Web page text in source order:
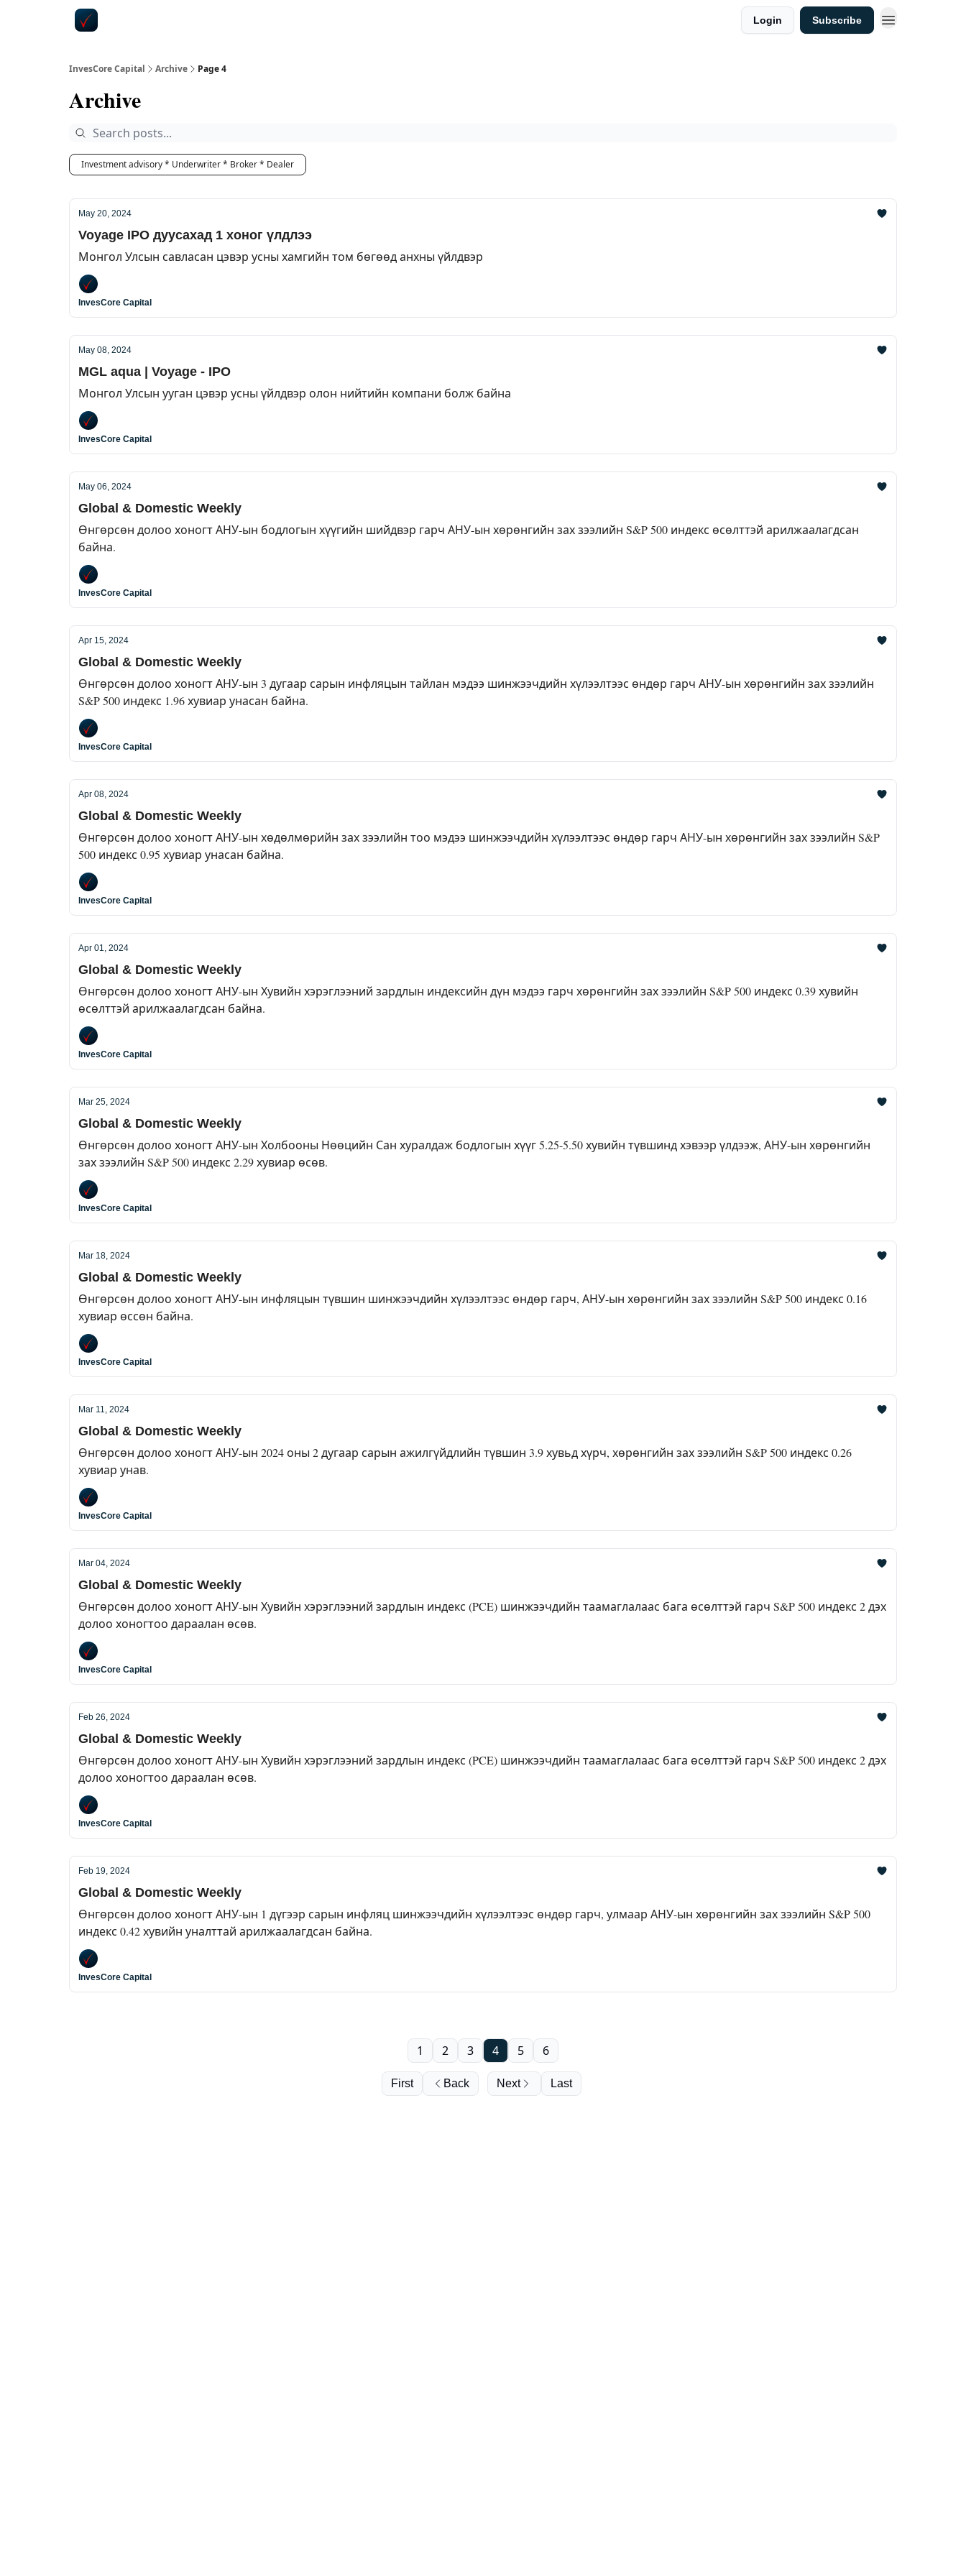
Login Subscribe
InvesCore Capital Archive Page 4
Archive
Investment advisory * Underwriter * Broker * Dealer
May 20, 2024
Voyage IPO дуусахад 1 хоног үлдлээ
Монгол Улсын савласан цэвэр усны хамгийн том бөгөөд анхны үйлдвэр
InvesCore Capital
May 08, 2024
MGL aqua | Voyage - IPO
Монгол Улсын ууган цэвэр усны үйлдвэр олон нийтийн компани болж байна
InvesCore Capital
May 06, 2024
Global & Domestic Weekly
Өнгөрсөн долоо хоногт АНУ-ын бодлогын хүүгийн шийдвэр гарч АНУ-ын хөрөнгийн зах зээлийн S&P 500 индекс өсөлттэй арилжаалагдсан
байна.
InvesCore Capital
Apr 15, 2024
Global & Domestic Weekly
Өнгөрсөн долоо хоногт АНУ-ын 3 дугаар сарын инфляцын тайлан мэдээ шинжээчдийн хүлээлтээс өндөр гарч АНУ-ын хөрөнгийн зах зээлийн
S&P 500 индекс 1.96 хувиар унасан байна.
InvesCore Capital
Apr 08, 2024
Global & Domestic Weekly
Өнгөрсөн долоо хоногт АНУ-ын хөдөлмөрийн зах зээлийн тоо мэдээ шинжээчдийн хүлээлтээс өндөр гарч АНУ-ын хөрөнгийн зах зээлийн S&P
500 индекс 0.95 хувиар унасан байна.
InvesCore Capital
Apr 01, 2024
Global & Domestic Weekly
Өнгөрсөн долоо хоногт АНУ-ын Хувийн хэрэглээний зардлын индексийн дүн мэдээ гарч хөрөнгийн зах зээлийн S&P 500 индекс 0.39 хувийн
өсөлттэй арилжаалагдсан байна.
InvesCore Capital
Mar 25, 2024
Global & Domestic Weekly
Өнгөрсөн долоо хоногт АНУ-ын Холбооны Нөөцийн Сан хуралдаж бодлогын хүүг 5.25-5.50 хувийн түвшинд хэвээр үлдээж, АНУ-ын хөрөнгийн
зах зээлийн S&P 500 индекс 2.29 хувиар өсөв.
InvesCore Capital
Mar 18, 2024
Global & Domestic Weekly
Өнгөрсөн долоо хоногт АНУ-ын инфляцын түвшин шинжээчдийн хүлээлтээс өндөр гарч, АНУ-ын хөрөнгийн зах зээлийн S&P 500 индекс 0.16
хувиар өссөн байна.
InvesCore Capital
Mar 11, 2024
Global & Domestic Weekly
Өнгөрсөн долоо хоногт АНУ-ын 2024 оны 2 дугаар сарын ажилгүйдлийн түвшин 3.9 хувьд хүрч, хөрөнгийн зах зээлийн S&P 500 индекс 0.26
хувиар унав.
InvesCore Capital
Mar 04, 2024
Global & Domestic Weekly
Өнгөрсөн долоо хоногт АНУ-ын Хувийн хэрэглээний зардлын индекс (PCE) шинжээчдийн таамаглалаас бага өсөлттэй гарч S&P 500 индекс 2 дэх
долоо хоногтоо дараалан өсөв.
InvesCore Capital
Feb 26, 2024
Global & Domestic Weekly
Өнгөрсөн долоо хоногт АНУ-ын Хувийн хэрэглээний зардлын индекс (PCE) шинжээчдийн таамаглалаас бага өсөлттэй гарч S&P 500 индекс 2 дэх
долоо хоногтоо дараалан өсөв.
InvesCore Capital
Feb 19, 2024
Global & Domestic Weekly
Өнгөрсөн долоо хоногт АНУ-ын 1 дүгээр сарын инфляц шинжээчдийн хүлээлтээс өндөр гарч, улмаар АНУ-ын хөрөнгийн зах зээлийн S&P 500
индекс 0.42 хувийн уналттай арилжаалагдсан байна.
InvesCore Capital
First Back
1 2 3 4 5 6
Next Last